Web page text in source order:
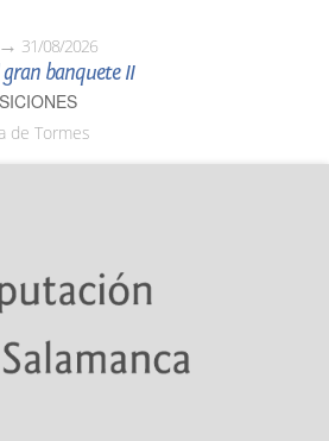
31/08/2026
gran banquete II
de Tormes